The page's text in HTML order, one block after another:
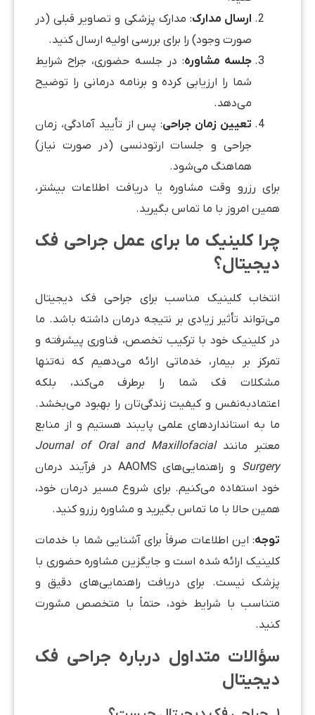
ارسال مدارک: مدارک پزشکی و تصاویر قبلی (در
صورت وجود) را برای بررسی اولیه ارسال کنید.
جلسه مشاوره : در جلسه حضوری، جراح شرایط
شما را ارزیابی کرده و برنامه درمانی را توضیح
تعیین زمان جراحی: پس از تأیید آمادگی، زمان
جراحی و جلسات ارتودنسی (در صورت نیاز)
هماهنگ می‌شود.
رزرو وقت مشاوره یا دریافت اطلاعات بیشتر،
امروز با ما تماس بگیرید.
کلینیک ما برای عمل جراحی فک
کلینیک مناسب برای جراحی فک دیجیتال
تأثیر زیادی بر نتیجه درمان داشته باشد. ما
کلینیک خود با ترکیب تخصص، فناوری پیشرفته و
بر بیمار، خدماتی ارائه می‌دهیم که نه‌تنها
فک شما را برطرف می‌کند، بلکه
و کیفیت زندگی‌تان را بهبود می‌بخشد.
به استانداردهای علمی پایبند هستیم و از منابع
مانند Journal of Oral and Maxillofacial
و راهنمایی‌های AAOMS در فرآیند درمان
استفاده می‌کنیم. برای شروع مسیر درمان خود،
حالا با ما تماس بگیرید و مشاوره رزرو کنید.
: این اطلاعات صرفاً برای آشنایی شما با خدمات
ارائه شده است و جایگزین مشاوره حضوری با
نیست. برای دریافت راهنمایی‌های دقیق و
با شرایط خود، حتماً با متخصص مشورت
متداول درباره جراحی فک